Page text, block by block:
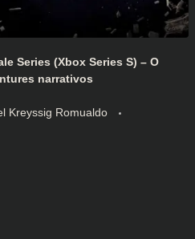
Series (Xbox Series S) – O
narrativos
Kreyssig Romualdo